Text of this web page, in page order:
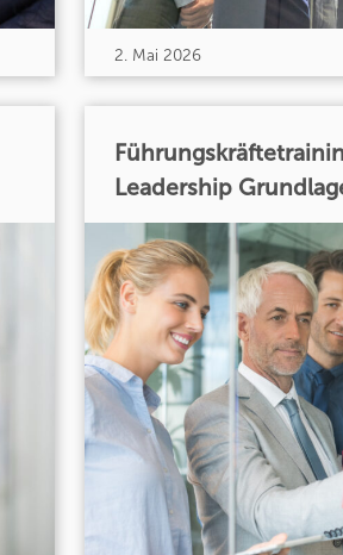
2. Mai 2026
Leadership